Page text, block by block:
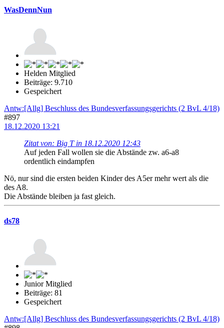
WasDennNun
Helden Mitglied
Beiträge: 9.710
Gespeichert
Antw:[Allg] Beschluss des Bundesverfassungsgerichts (2 BvL 4/18)
#897
18.12.2020 13:21
Zitat von: Big T in 18.12.2020 12:43
Auf jeden Fall wollen sie die Abstände zw. a6-a8
ordentlich eindampfen
Nö, nur sind die ersten beiden Kinder des A5er mehr wert als die
des A8.
Die Abstände bleiben ja fast gleich.
ds78
Junior Mitglied
Beiträge: 81
Gespeichert
Antw:[Allg] Beschluss des Bundesverfassungsgerichts (2 BvL 4/18)